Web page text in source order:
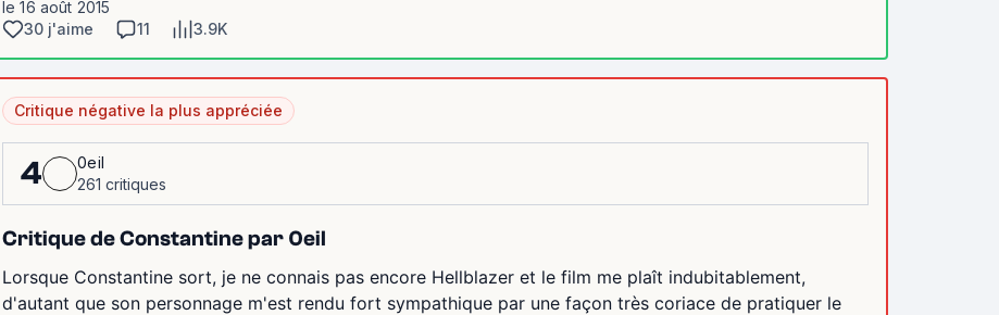
le 16 août 2015
30 j'aime
11 3.9K
Critique négative la plus appréciée
4
0eil
261 critiques
Critique de Constantine par 0eil
Lorsque Constantine sort, je ne connais pas encore Hellblazer et le film me plaît indubitablement,
d'autant que son personnage m'est rendu fort sympathique par une façon très coriace de pratiquer le